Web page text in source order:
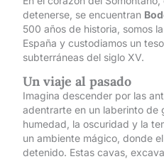
detenerse, se encuentran
500 años de historia, somos
España y custodiamos un
subterráneas del siglo XV.
Un viaje al pasado
Imagina descender por las
adentrarte en un laberinto de
humedad, la oscuridad y la
un ambiente mágico, donde
detenido. Estas cavas,